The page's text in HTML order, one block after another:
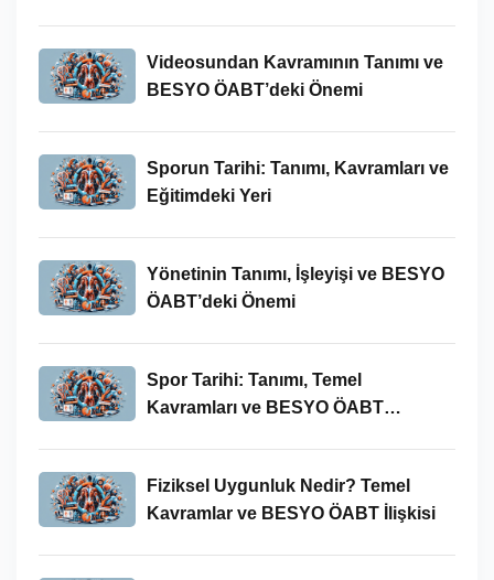
Videosundan Kavramının Tanımı ve
BESYO ÖABT’deki Önemi
Sporun Tarihi: Tanımı, Kavramları ve
Eğitimdeki Yeri
Yönetinin Tanımı, İşleyişi ve BESYO
ÖABT’deki Önemi
Spor Tarihi: Tanımı, Temel
Kavramları ve BESYO ÖABT
Fiziksel Uygunluk Nedir? Temel
Kavramlar ve BESYO ÖABT İlişkisi